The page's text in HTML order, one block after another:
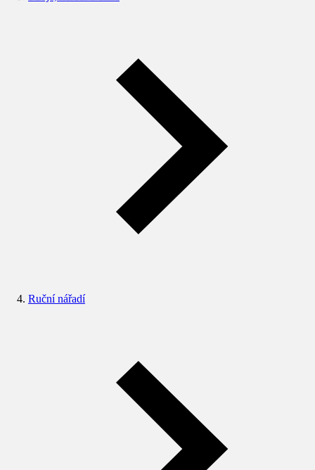
Ruční nářadí